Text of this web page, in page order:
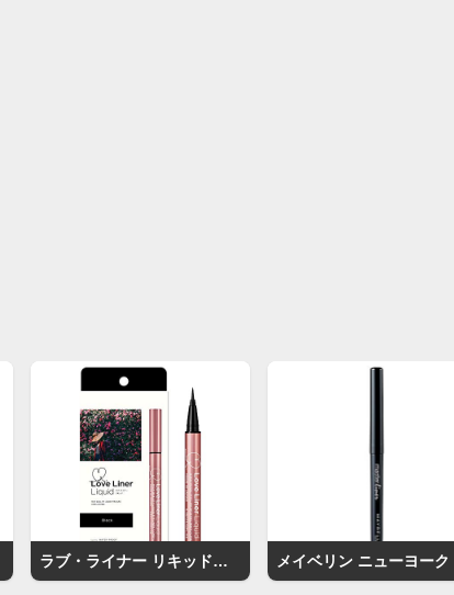
ラブ・ライナー リキッドアイライナー